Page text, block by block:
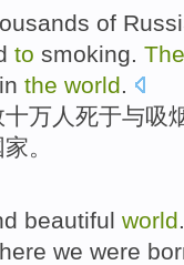
of
to smoking. The
the world.
十万 人 死于与吸
家。
beautiful world
we were